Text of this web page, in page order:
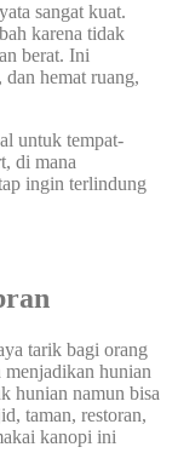
sangat kuat.
karena tidak
berat. Ini
hemat ruang,
untuk tempat-
di mana
ingin terlindung
tarik bagi orang
hunian
hunian namun bisa
taman, restoran,
kanopi ini